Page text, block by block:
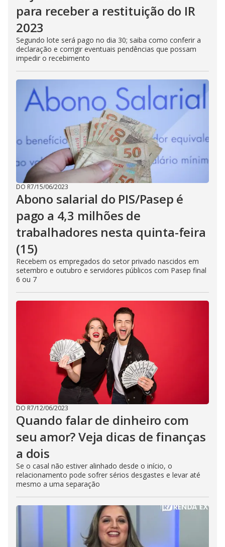
para receber a restituição do IR
2023
Segundo lote será pago no dia 30; saiba como conferir a
declaração e corrigir eventuais pendências que possam
impedir o recebimento
DO R7/15/06/2023
Abono salarial do PIS/Pasep é
pago a 4,3 milhões de
trabalhadores nesta quinta-feira
(15)
Recebem os empregados do setor privado nascidos em
setembro e outubro e servidores públicos com Pasep final
6 ou 7
DO R7/12/06/2023
Quando falar de dinheiro com
seu amor? Veja dicas de finanças
a dois
Se o casal não estiver alinhado desde o início, o
relacionamento pode sofrer sérios desgastes e levar até
mesmo a uma separação